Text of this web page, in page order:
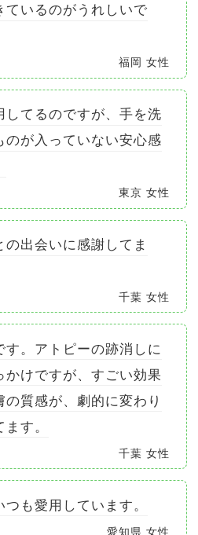
ているのがうれしいで
福岡 女性
してるのですが、手を洗
のが入っていない安心感
東京 女性
の出会いに感謝してま
千葉 女性
す。アトピーの跡消しに
かけですが、すごい効果
の質感が、劇的に変わり
す。
千葉 女性
も愛用しています。
愛知県 女性